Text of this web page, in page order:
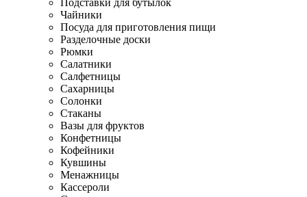
Подставки для бутылок
Чайники
Посуда для приготовления пищи
Разделочные доски
Рюмки
Салатники
Салфетницы
Сахарницы
Солонки
Стаканы
Вазы для фруктов
Конфетницы
Кофейники
Кувшины
Менажницы
Кассероли